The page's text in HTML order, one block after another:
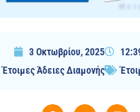
3 Οκτωβρίου, 2025
Έτοιμες Άδειες Διαμονής